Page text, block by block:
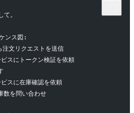
。
ンス図:
文リクエストを送信
スにトークン検証を依頼
スに在庫確認を依頼
数を問い合わせ